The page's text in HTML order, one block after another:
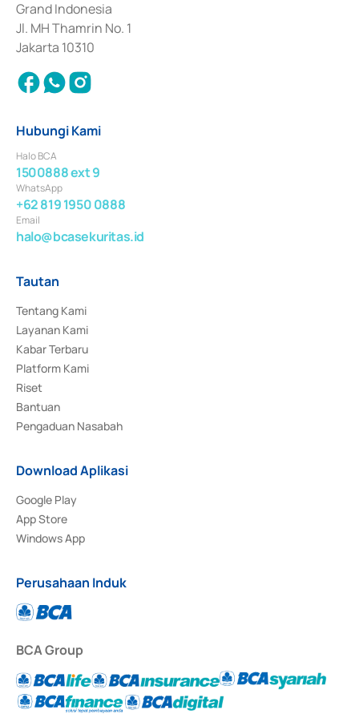
Grand Indonesia
Jl. MH Thamrin No. 1
Jakarta 10310
Hubungi Kami
Halo BCA
1500888 ext 9
WhatsApp
+62 819 1950 0888
Email
halo@bcasekuritas.id
Tautan
Tentang Kami
Layanan Kami
Kabar Terbaru
Platform Kami
Riset
Bantuan
Pengaduan Nasabah
Download Aplikasi
Google Play
App Store
Windows App
Perusahaan Induk
BCA Group